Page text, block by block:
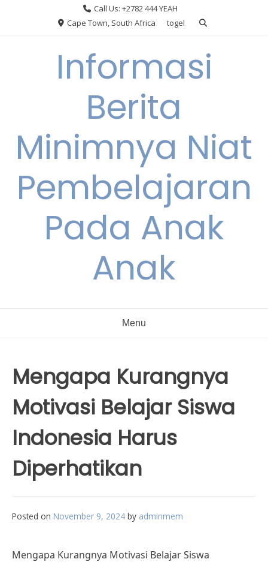
Call Us: +2782 444 YEAH
Cape Town, South Africa
togel
Informasi
Berita
Minimnya Niat
Pembelajaran
Pada Anak
Anak
Menu
Mengapa Kurangnya
Motivasi Belajar Siswa
Indonesia Harus
Diperhatikan
Posted on November 9, 2024 by adminmem
Mengapa Kurangnya Motivasi Belajar Siswa